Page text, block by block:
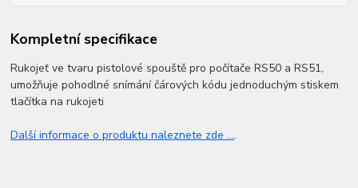
Kompletní specifikace
Rukojeť ve tvaru pistolové spouště pro počítače RS50 a RS51,
umožňuje pohodlné snímání čárových kódu jednoduchým stiskem
tlačítka na rukojeti
Další informace o produktu naleznete zde ....